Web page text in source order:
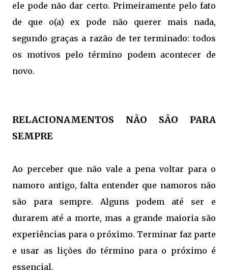
ele pode não dar certo. Primeiramente pelo fato
de que o(a) ex pode não querer mais nada,
segundo graças a razão de ter terminado: todos
os motivos pelo término podem acontecer de
novo.
RELACIONAMENTOS NÃO SÃO PARA
SEMPRE
Ao perceber que não vale a pena voltar para o
namoro antigo, falta entender que namoros não
são para sempre. Alguns podem até ser e
durarem até a morte, mas a grande maioria são
experiências para o próximo. Terminar faz parte
e usar as lições do término para o próximo é
essencial.